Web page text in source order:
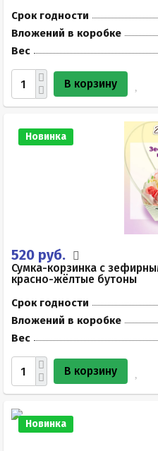
Срок годности
Вложений в коробке
Вес
В корзину
Новинка
520 руб.
Сумка-корзинка с
красно-жёлтые бутоны
Срок годности
Вложений в коробке
Вес
В корзину
Новинка